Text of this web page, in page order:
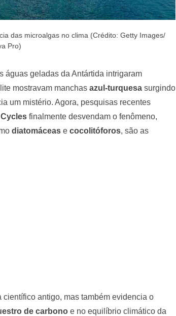
das microalgas no clima (Crédito: Getty Images/
Pro)
águas geladas da Antártida intrigaram
mostravam manchas azul-turquesa surgindo
um mistério. Agora, pesquisas recentes
finalmente desvendam o fenômeno,
diatomáceas e cocolitóforos, são as
antigo, mas também evidencia o
de carbono e no equilíbrio climático da